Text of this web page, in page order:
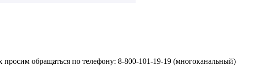
обращаться по телефону: 8-800-101-19-19 (многоканальный)